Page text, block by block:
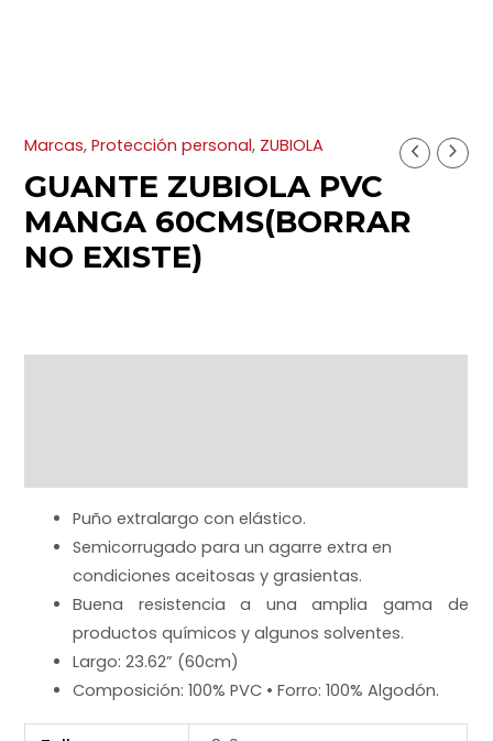
Marcas,Protección personal, ZUBIOLA
GUANTE ZUBIOLA PVC
MANGA 60CMS(BORRAR
NO EXISTE)
Puño extralargo con elástico.
Semicorrugado para un agarre extra en
condiciones aceitosas y grasientas.
Buena resistencia a una amplia gama de
productos químicos y algunos solventes.
Largo: 23.62” (60cm)
Composición: 100% PVC • Forro: 100% Algodón.